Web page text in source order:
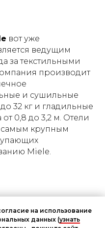
вот уже
ведущим
за текстильными
производит
и сушильные
32 кг и гладильные
0,8 до 3,2 м. Отели
самым крупным
Miele.
и рекламных
данных
на использование
данных (узнать